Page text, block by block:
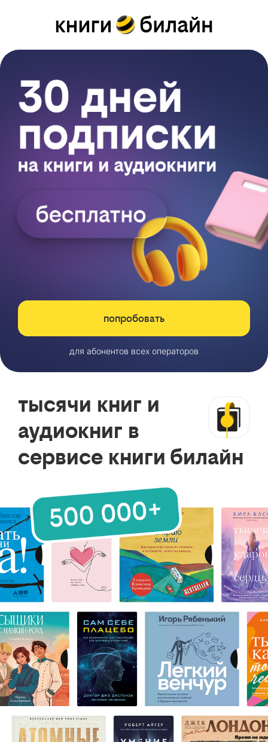
попробовать
для абонентов всех операторов
тысячи книг и
аудиокниг в
сервисе книги билайн